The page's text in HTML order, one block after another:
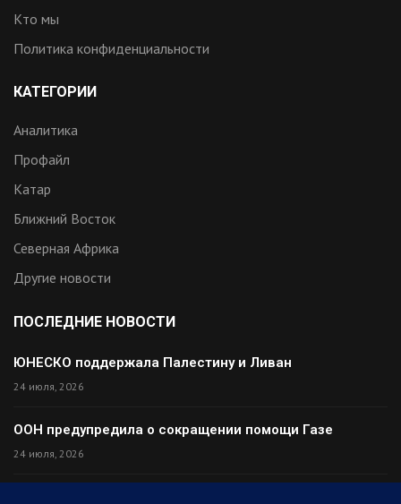
Кто мы
Политика конфиденциальности
КАТЕГОРИИ
Аналитика
Профайл
Катар
Ближний Восток
Северная Африка
Другие новости
ПОСЛЕДНИЕ НОВОСТИ
ЮНЕСКО поддержала Палестину и Ливан
24 июля, 2026
ООН предупредила о сокращении помощи Газе
24 июля, 2026